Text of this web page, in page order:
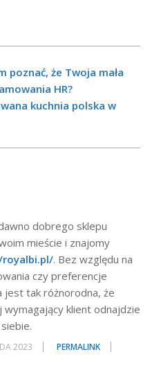
poznać, że Twoja mała
HR?
kuchnia polska w
dobrego sklepu
mieście i znajomy
. Bez względu na
czy preferencje
tak różnorodna, że
klient odnajdzie
2023
PERMALINK